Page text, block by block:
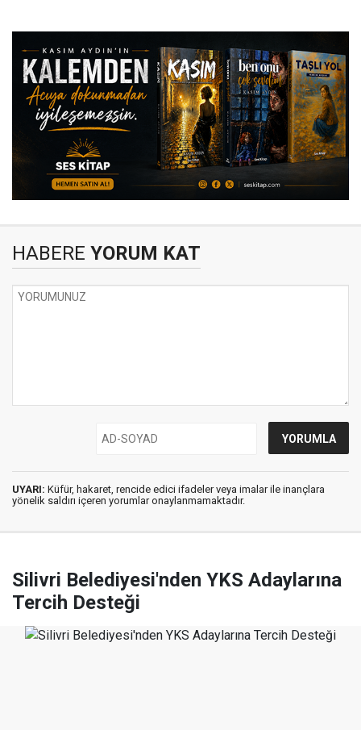
HABERE YORUM KAT
UYARI: Küfür, hakaret, rencide edici ifadeler veya imalar ile inançlara
yönelik saldırı içeren yorumlar onaylanmamaktadır.
Silivri Belediyesi'nden YKS Adaylarına
Tercih Desteği